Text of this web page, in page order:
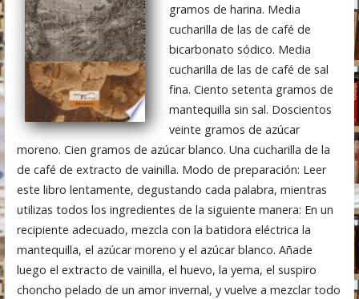
gramos de harina. Media
cucharilla de las de café de
bicarbonato sódico. Media
cucharilla de las de café de sal
fina. Ciento setenta gramos de
mantequilla sin sal. Doscientos
veinte gramos de azúcar
moreno. Cien gramos de azúcar blanco. Una cucharilla de la
de café de extracto de vainilla. Modo de preparación: Leer
este libro lentamente, degustando cada palabra, mientras
utilizas todos los ingredientes de la siguiente manera: En un
recipiente adecuado, mezcla con la batidora eléctrica la
mantequilla, el azúcar moreno y el azúcar blanco. Añade
luego el extracto de vainilla, el huevo, la yema, el suspiro
choncho pelado de un amor invernal, y vuelve a mezclar todo